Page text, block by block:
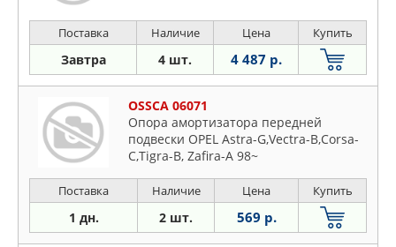
Поставка Наличие Цена Купить
Завтра 4 шт. 4 487 р.
OSSCA 06071
Опора амортизатора передней
подвески OPEL Astra-G,Vectra-B,Corsa-
C,Tigra-B, Zafira-A 98~
Поставка Наличие Цена Купить
1 дн. 2 шт. 569 р.